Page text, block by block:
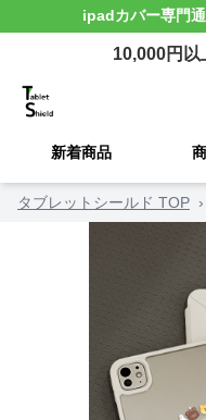
ipadカバー専門
10,000円以
新着商品
タブレットシールド TOP ›